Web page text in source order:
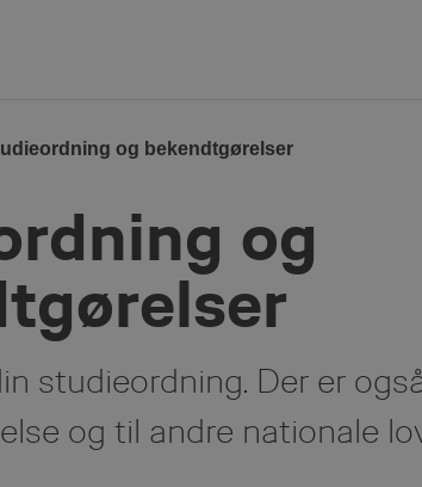
og bekendtgørelser
og
studieordning. Der er
og til andre nationale